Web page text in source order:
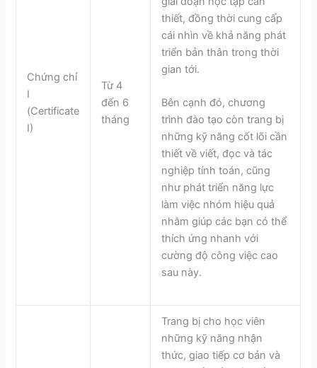
Chứng chỉ
I
(Certificate
I)
Từ 4
đến 6
tháng
thiết, đồng thời cung cấp
cái nhìn về khả năng phát
triển bản thân trong thời
gian tới.
Bên cạnh đó, chương
trình đào tạo còn trang bị
những kỹ năng cốt lõi cần
thiết về viết, đọc và tác
nghiệp tính toán, cũng
như phát triển năng lực
làm việc nhóm hiệu quả
nhằm giúp các bạn có thể
thích ứng nhanh với
cường độ công việc cao
sau này.
Trang bị cho học viên
những kỹ năng nhận
thức, giao tiếp cơ bản và